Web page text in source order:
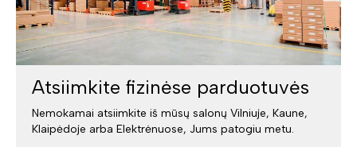
Atsiimkite fizinėse parduotuvės
Nemokamai atsiimkite iš mūsų salonų Vilniuje, Kaune,
Klaipėdoje arba Elektrėnuose, Jums patogiu metu.